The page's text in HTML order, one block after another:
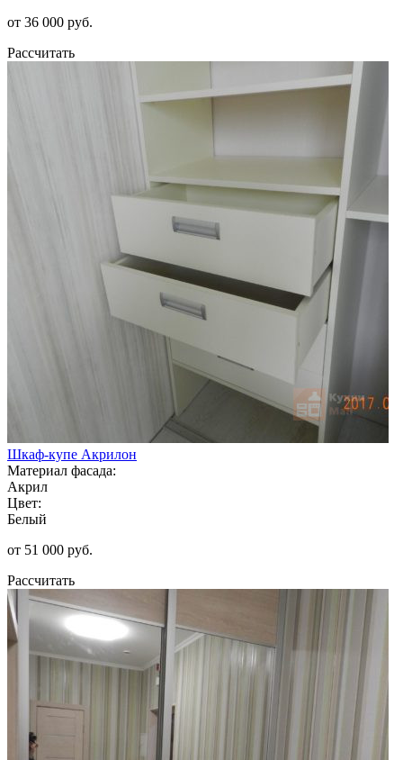
от 36 000 руб.
Рассчитать
Шкаф-купе Акрилон
Материал фасада:
Акрил
Цвет:
Белый
от 51 000 руб.
Рассчитать